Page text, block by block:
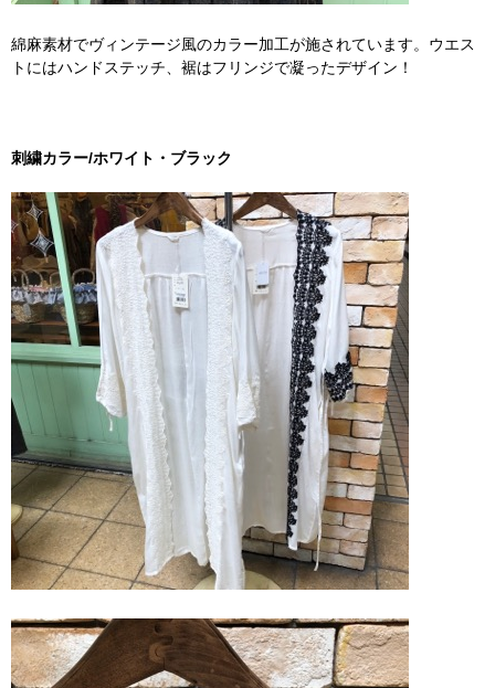
綿麻素材でヴィンテージ風のカラー加工が施されています。ウエス
トにはハンドステッチ、裾はフリンジで凝ったデザイン！
刺繍カラー/ホワイト・ブラック